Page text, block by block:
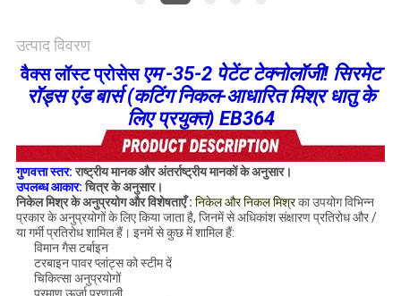
उत्पाद विवरण
वैक्स लॉस्ट प्रोसेस एम-35-2 पेटेंट टेक्नोलॉजी! सिरमेट
रॉड्स एंड बार्स (कटिंग निकल-आधारित मिश्र धातु के
लिए प्रयुक्त) EB364
गुणवत्ता स्तर:राष्ट्रीय मानक और अंतर्राष्ट्रीय मानकों के अनुसार।
उपलब्ध आकार:चित्र के अनुसार।
निकेल मिश्र के अनुप्रयोग और विशेषताएँ: निकेल और निकल मिश्रका उपयोग विभिन्न
प्रकार के अनुप्रयोगों के लिए किया जाता है, जिनमें से अधिकांश संक्षारण प्रतिरोध और /
या गर्मी प्रतिरोध शामिल हैं। इनमें से कुछ में शामिल हैं:
विमान गैस टर्बाइन
टरबाइन पावर प्लांट्स को स्टीम दें
चिकित्सा अनुप्रयोगों